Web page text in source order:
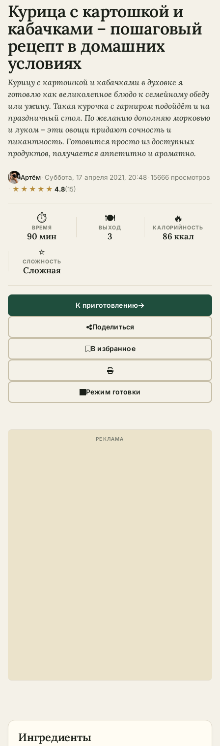
Курица с картошкой и
кабачками – пошаговый
рецепт в домашних
условиях
Курицу с картошкой и кабачками в духовке я
готовлю как великолепное блюдо к семейному обеду
или ужину. Такая курочка с гарниром подойдёт и на
праздничный стол. По желанию дополняю морковью
и луком – эти овощи придают сочность и
пикантность. Готовится просто из доступных
продуктов, получается аппетитно и ароматно.
Артём Суббота, 17 апреля 2021, 20:48 15666 просмотров
★ ★ ★ ★ ★ 4.8(15)
⏱
ВРЕМЯ
90 мин
🍽
ВЫХОД
3
🔥
КАЛОРИЙНОСТЬ
86 ккал
⭐
СЛОЖНОСТЬ
Сложная
К приготовлению
Поделиться
В избранное
Режим готовки
Ингредиенты